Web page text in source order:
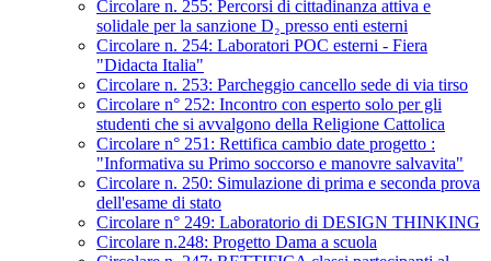
Circolare n. 255: Percorsi di cittadinanza attiva e
solidale per la sanzione D₂ presso enti esterni
Circolare n. 254: Laboratori POC esterni - Fiera
"Didacta Italia"
Circolare n. 253: Parcheggio cancello sede di via tirso
Circolare n° 252: Incontro con esperto solo per gli
studenti che si avvalgono della Religione Cattolica
Circolare n° 251: Rettifica cambio date progetto :
"Informativa su Primo soccorso e manovre salvavita"
Circolare n. 250: Simulazione di prima e seconda prova
dell'esame di stato
Circolare n° 249: Laboratorio di DESIGN THINKING
Circolare n.248: Progetto Dama a scuola